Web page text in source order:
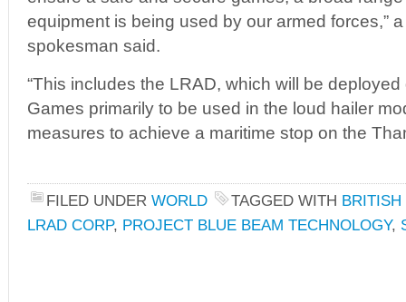
equipment is being used by our armed forces,”
spokesman said.
“This includes the LRAD, which will be
Games primarily to be used in the loud hailer
measures to achieve a maritime stop on the
FILED UNDER WORLD TAGGED WITH BRITISH
LRAD CORP, PROJECT BLUE BEAM TECHNOLOGY,